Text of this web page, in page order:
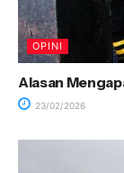
OPINI
Alasan
23/02/2026